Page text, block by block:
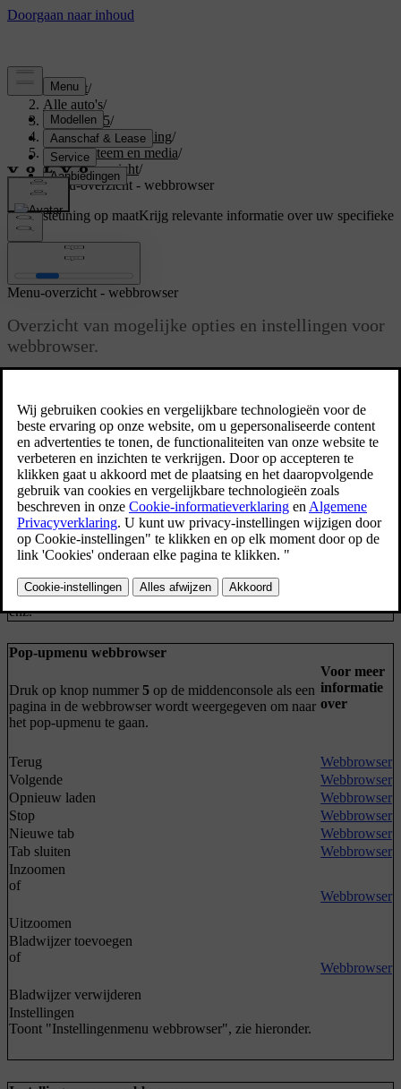
Support/
Alle auto's/
XC60 2015/
Gebruikershandleiding/
Audiosysteem en media/
Menuoverzicht/
Menu-overzicht - webbrowser
Ondersteuning op maatKrijg relevante informatie over uw specifieke
auto.
Menu-overzicht - webbrowser
Overzicht van mogelijke opties en instellingen voor
webbrowser.
Als er geen tab open is, wordt het menu in de
normaalweergave voor de webbrowser getoond.
Voor meer
informatie
over
Invoer. adres
Webbrowser
Instellingen
Toont "Instellingenmenu webbrowser", zie
hieronder.
Bladwijzer 1
Bladwijzer 2
enz.
Pop-upmenu webbrowser
Druk op knop nummer 5 op de middenconsole als een
pagina in de webbrowser wordt weergegeven om naar
het pop-upmenu te gaan.
Voor meer
informatie
over
Terug
Webbrowser
Volgende
Webbrowser
Opnieuw laden
Webbrowser
Stop
Webbrowser
Nieuwe tab
Webbrowser
Tab sluiten
Webbrowser
Inzoomen
of
Uitzoomen
Webbrowser
Bladwijzer toevoegen
of
Bladwijzer verwijderen
Webbrowser
Instellingen
Toont "Instellingenmenu webbrowser", zie hieronder.